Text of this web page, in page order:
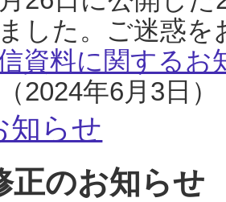
した。ご迷惑
資料に関するお
2024年6月3日）
知らせ
正のお知らせ